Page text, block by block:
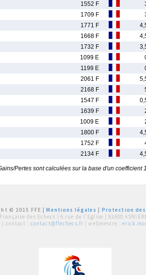
1552 F
1709 F
1771 F
1668 F
1732 F
1099 E
1199 E
2061 F
2168 F
1547 F
1639 F
1009 E
1800 F
1752 F
2134 F
Pertes sont calculées sur la base d'un coefficient
© 2015 FFE |Mentions légales
Protection des
des Echecs | 6 rue de l'Eglise | 92600
| contact : contact@ffechecs.fr | webmestre :